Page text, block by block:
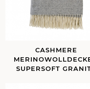
CASHMERE
SUPERSOFT